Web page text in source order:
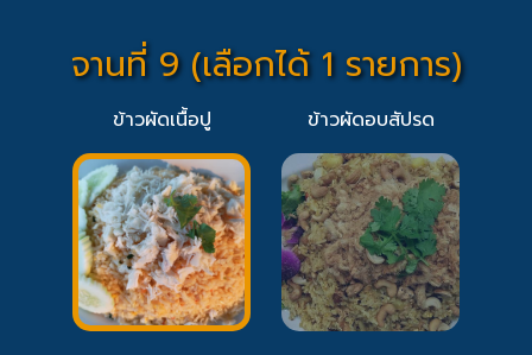
จานที่ 9 (เลือกได้ 1 รายการ)
ข้าวผัดเนื้อปู ข้าวผัดอบสัปรด